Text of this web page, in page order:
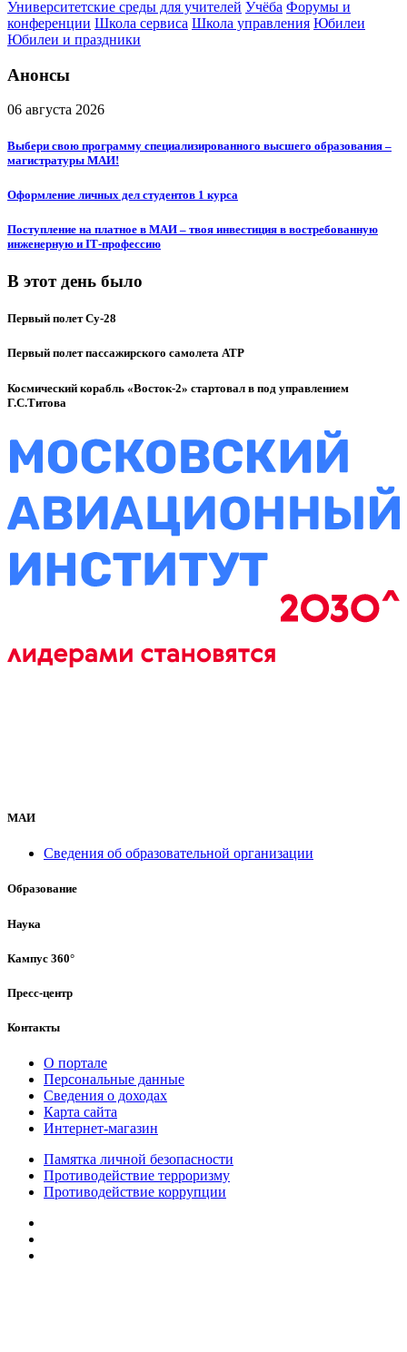
Университетские среды для учителей Учёба Форумы и
конференции Школа сервиса Школа управления Юбилеи
Юбилеи и праздники
Анонсы
06 августа 2026
Выбери свою программу специализированного высшего образования –
магистратуры МАИ!
Оформление личных дел студентов 1 курса
Поступление на платное в МАИ – твоя инвестиция в востребованную
инженерную и IT‑профессию
В этот день было
Первый полет Су-28
Первый полет пассажирского самолета ATP
Космический корабль «Восток-2» стартовал в под управлением
Г.С.Титова
МАИ
Сведения об образовательной организации
Образование
Наука
Кампус 360°
Пресс-центр
Контакты
О портале
Персональные данные
Сведения о доходах
Карта сайта
Интернет-магазин
Памятка личной безопасности
Противодействие терроризму
Противодействие коррупции